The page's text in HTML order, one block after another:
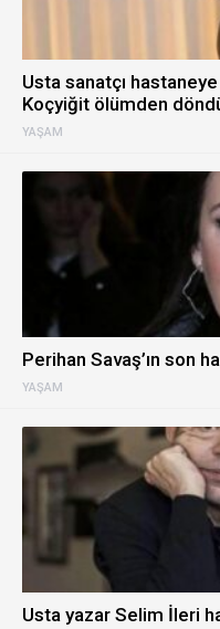
YAŞAM
Usta sanatçı
Koçyiğit ölümden
YAŞAM
Perihan Savaş’ın son
Usta yazar Selim İleri